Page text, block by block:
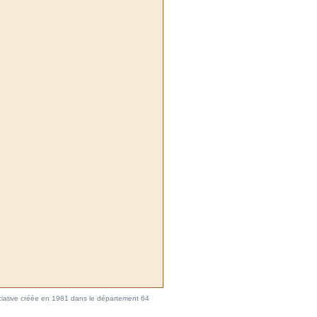
créée en 1981 dans le département 64